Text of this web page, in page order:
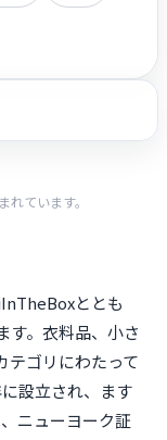
ています。
ととも
す。衣料品、小さ
テゴリにわたって
設立され、ます
ニューヨーク証